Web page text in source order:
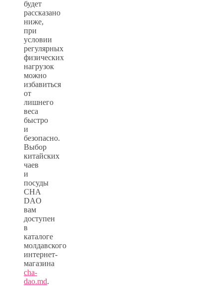
будет
рассказано
ниже,
при
условии
регулярных
физических
нагрузок
можно
избавиться
от
лишнего
веса
быстро
и
безопасно.
Выбор
китайских
чаев
и
посуды
CHA
DAO
вам
доступен
в
каталоге
молдавского
интернет-
магазина
cha-
dao.md.